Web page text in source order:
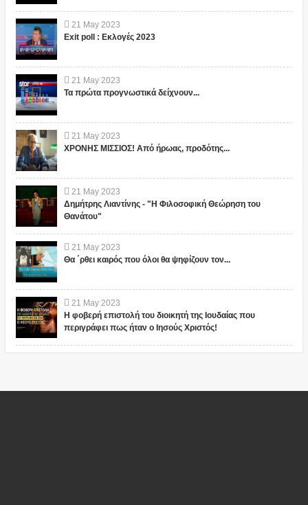
21 May 2023
Exit poll : Εκλογές 2023
21 May 2023
Τα πρώτα προγνωστικά δείχνουν...
21 May 2023
ΧΡΟΝΗΣ ΜΙΣΣΙΟΣ! Από ήρωας, προδότης...
21 May 2023
Δημήτρης Λιαντίνης - "Η Φιλοσοφική Θεώρηση του
Θανάτου"
21 May 2023
Θα ΄ρθει καιρός που όλοι θα ψηφίζουν τον...
21 May 2023
Η φοβερή επιστολή του διοικητή της Ιουδαίας που
περιγράφει πως ήταν ο Ιησούς Χριστός!